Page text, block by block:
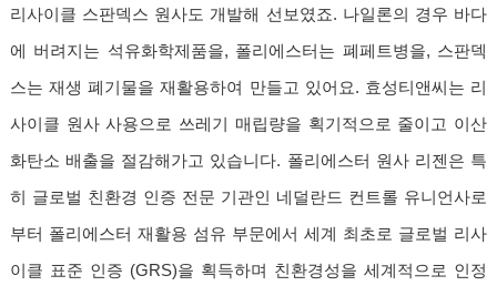
리사이클 스판덱스 원사도 개발해 선보였죠. 나일론의 경우 바다
에 버려지는 석유화학제품을, 폴리에스터는 폐페트병을, 스판덱
스는 재생 폐기물을 재활용하여 만들고 있어요. 효성티앤씨는 리
사이클 원사 사용으로 쓰레기 매립량을 획기적으로 줄이고 이산
화탄소 배출을 절감해가고 있습니다. 폴리에스터 원사 리젠은 특
히 글로벌 친환경 인증 전문 기관인 네덜란드 컨트롤 유니언사로
부터 폴리에스터 재활용 섬유 부문에서 세계 최초로 글로벌 리사
이클 표준 인증 (GRS)을 획득하며 친환경성을 세계적으로 인정